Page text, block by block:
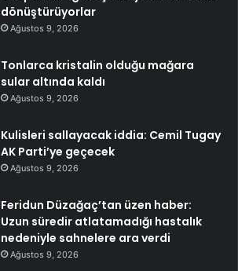
dönüştürüyorlar
Ağustos 9, 2026
Tonlarca kristalin olduğu mağara
sular altında kaldı
Ağustos 9, 2026
Kulisleri sallayacak iddia: Cemil Tugay
AK Parti’ye geçecek
Ağustos 9, 2026
Feridun Düzağaç’tan üzen haber:
Uzun süredir atlatamadığı hastalık
nedeniyle sahnelere ara verdi
Ağustos 9, 2026